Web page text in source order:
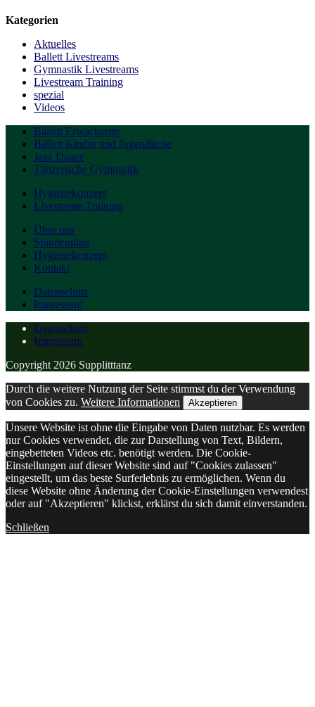
Kategorien
Aktuelles
Ballett Livestreams
Gymnastik Livestreams
Livestream Training
spezial
Videos
Ballett Erwachsene
Ballett Kinder und Jugendliche
Jazz Dance
Tänzerische Gymnastik
Hygienekonzept
Livestream Training
Über uns
Stundenplan
Hygienekonzept
Kontakt
Datenschutz
Impressum
Datenschutz
Impressum
Copyright 2026 Supplitttanz
Durch die weitere Nutzung der Seite stimmst du der Verwendung
von Cookies zu. Weitere Informationen Akzeptieren
Unsere Website ist ohne die Eingabe von Daten nutzbar. Es werden
nur Cookies verwendet, die zur Darstellung von Text, Bildern,
eingebetteten Videos etc. benötigt werden. Die Cookie-
Einstellungen auf dieser Website sind auf "Cookies zulassen"
eingestellt, um das beste Surferlebnis zu ermöglichen. Wenn du
diese Website ohne Änderung der Cookie-Einstellungen verwendest
oder auf "Akzeptieren" klickst, erklärst du sich damit einverstanden.
Schließen